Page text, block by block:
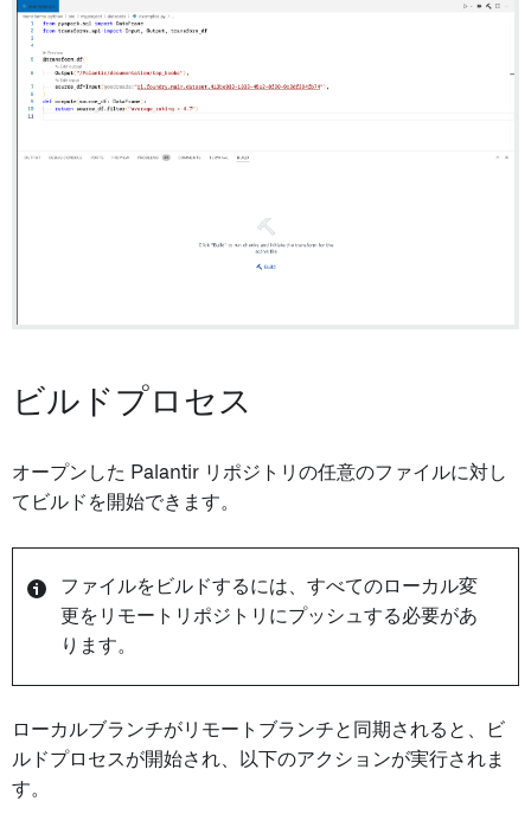
ビルドプロセス
オープンした Palantir リポジトリの任意のファイルに対し
てビルドを開始できます。
ファイルをビルドするには、すべてのローカル変
更をリモートリポジトリにプッシュする必要があ
ります。
ローカルブランチがリモートブランチと同期されると、ビ
ルドプロセスが開始され、以下のアクションが実行されま
す。